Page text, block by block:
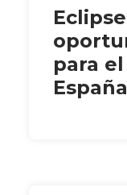
para
España